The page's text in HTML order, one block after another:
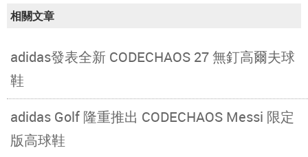
相關文章
adidas發表全新 CODECHAOS 27 無釘高爾夫球
鞋
adidas Golf 隆重推出 CODECHAOS Messi 限定
版高球鞋